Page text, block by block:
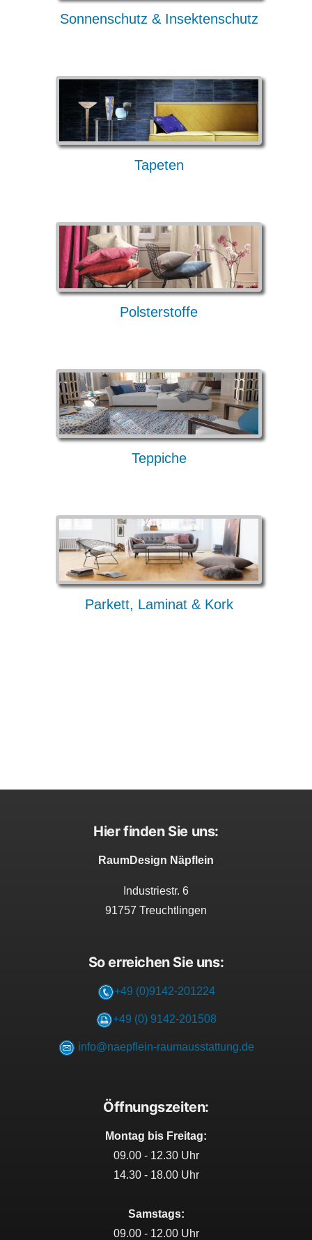
Sonnenschutz & Insektenschutz
Tapeten
Polsterstoffe
Teppiche
Parkett, Laminat & Kork
Hier finden Sie uns:
RaumDesign Näpflein
Industriestr. 6
91757 Treuchtlingen
So erreichen Sie uns:
+49 (0)9142-201224
+49 (0) 9142-201508
info@naepflein-raumausstattung.de
Öffnungszeiten:
Montag bis Freitag:
09.00 - 12.30 Uhr
14.30 - 18.00 Uhr
Samstags:
09.00 - 12.00 Uhr